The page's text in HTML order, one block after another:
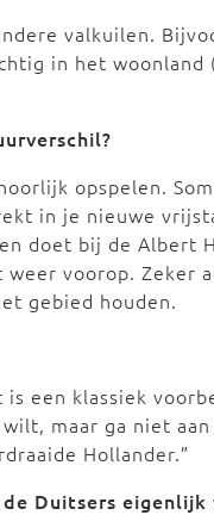
valkuilen.
in het
opspelen.
in je nieuwe
doet bij de Albert
voorop. Zeker
gebied houden.
is een klassiek
maar ga niet
Hollander.”
Duitsers eigenlijk